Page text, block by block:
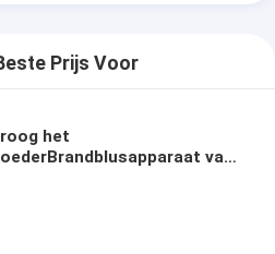
Prijs Voor
het
van